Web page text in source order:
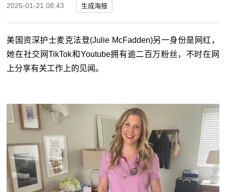
2025-01-21 08:43 生成海报
美国资深护士麦克法登(Julie McFadden)另一身份是网红，
她在社交网TikTok和Youtube拥有逾二百万粉丝，不时在网
上分享有关工作上的见闻。